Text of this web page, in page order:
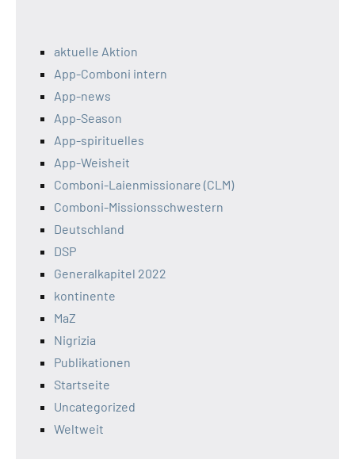
aktuelle Aktion
App-Comboni intern
App-news
App-Season
App-spirituelles
App-Weisheit
Comboni-Laienmissionare (CLM)
Comboni-Missionsschwestern
Deutschland
DSP
Generalkapitel 2022
kontinente
MaZ
Nigrizia
Publikationen
Startseite
Uncategorized
Weltweit